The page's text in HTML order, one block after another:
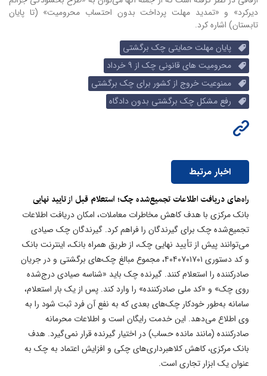
دیرکرد» و «تمدید مهلت پرداخت بدون احتساب محرومیت» (تا پایان
تابستان) اشاره کرد.
پایان مهلت حمایتی چک برگشتی
محرومیت های قانونی چک از 9 خرداد
ممنوعیت خروج از کشور برای چک برگشتی
رفع مشکل چک برگشتی بدون دادگاه
اخبار مرتبط
راه‌های دریافت اطلاعات تجمیع‌شده چک؛ استعلام قبل از تایید نهایی
بانک مرکزی با هدف کاهش مخاطرات معاملات، امکان دریافت اطلاعات
تجمیع‌شده چک برای گیرندگان را فراهم کرد. گیرندگان چک صیادی
می‌توانند پیش از تأیید نهایی چک، از طریق همراه بانک، اینترنت بانک
و کد دستوری ۴۰۴۰۷۰۱۷۰۱، مجموع مبالغ چک‌های برگشتی و در جریان
صادرکننده را استعلام کنند. گیرنده چک باید «شناسه صیادی درج‌شده
روی چک» و «کد ملی صادرکننده» را وارد کند. پس از یک بار استعلام،
سامانه به‌طور خودکار چک‌های بعدی که به نفع آن فرد ثبت شود را به
وی اطلاع می‌دهد. این خدمت رایگان است و اطلاعات محرمانه
صادرکننده (مانند مانده حساب) در اختیار گیرنده قرار نمی‌گیرد. هدف
بانک مرکزی، کاهش کلاهبرداری‌های چکی و افزایش اعتماد به چک به
عنوان یک ابزار تجاری است.